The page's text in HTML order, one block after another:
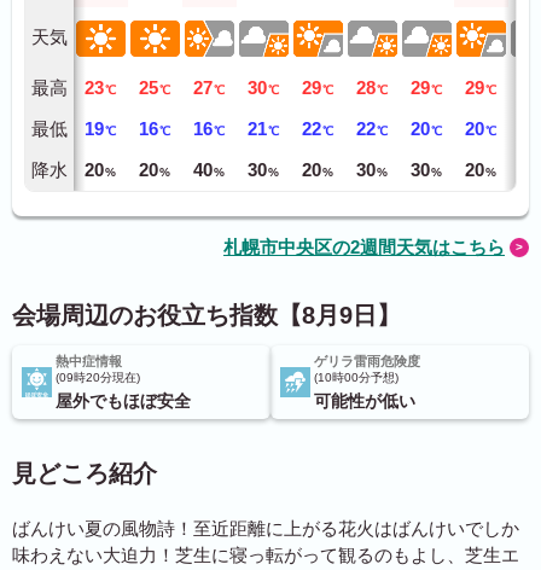
天気
最高
最低
降水
23℃
19℃
20%
25℃
16℃
20%
27℃
16℃
40%
30℃
21℃
30%
29℃
22℃
20%
28℃
22℃
30%
29℃
20℃
30%
29℃
20℃
20%
札幌市中央区の2週間天気はこちら
会場周辺のお役立ち指数【8月9日】
熱中症情報
09時20分現在
屋外でもほぼ安全
ゲリラ雷雨危険度
10時00分予想
可能性が低い
見どころ紹介
ばんけい夏の風物詩！至近距離に上がる花火はばんけいでしか
味わえない大迫力！芝生に寝っ転がって観るのもよし、芝生エ